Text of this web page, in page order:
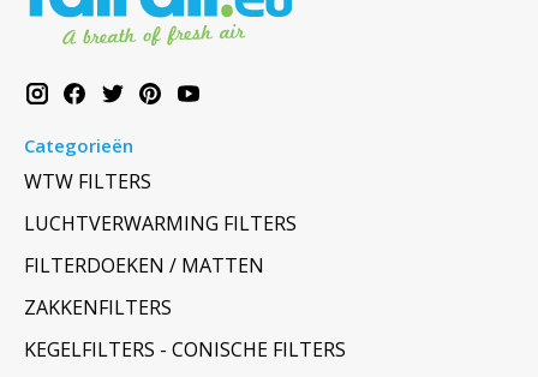
Categorieën
WTW FILTERS
LUCHTVERWARMING FILTERS
FILTERDOEKEN / MATTEN
ZAKKENFILTERS
KEGELFILTERS - CONISCHE FILTERS